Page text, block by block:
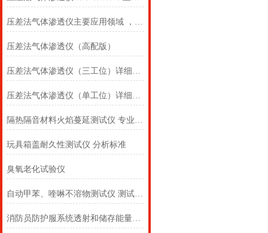
压差法气体渗透仪主要应用领域 ，上海徽涛
压差法气体渗透仪（高配版）
压差法气体渗透仪（三工位）详细参数 上海徽涛
压差法气体渗透仪（单工位）详细参数 上海徽涛
隔热隔音材料火焰蔓延测试仪 专业培训
玩具箱盖耐久性测试仪 分析标准
臭氧老化试验仪
自动甲苯、喹啉不溶物测试仪 测试用途
消防员防护服系统透射和储存能量测量测试仪 说明方案